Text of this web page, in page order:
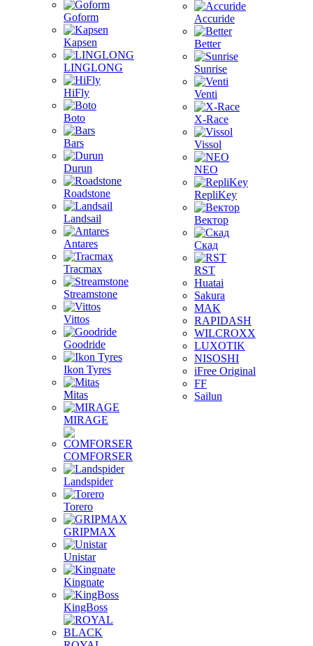
Goform
Kapsen
LINGLONG
HiFly
Boto
Bars
Durun
Roadstone
Landsail
Antares
Tracmax
Streamstone
Vittos
Goodride
Ikon Tyres
Mitas
MIRAGE
COMFORSER
Landspider
Torero
GRIPMAX
Unistar
Kingnate
KingBoss
Accuride
Better
Sunrise
Venti
X-Race
Vissol
NEO
RepliKey
Вектор
Скад
RST
Huatai
Sakura
MAK
RAPIDASH
WILCROXX
LUXOTIK
NISOSHI
iFree Original
FF
Sailun